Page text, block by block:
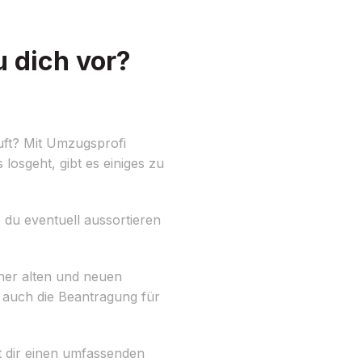
dich vor?
Mit Umzugsprofi
gibt es einiges zu
eventuell aussortieren
alten und neuen
die Beantragung für
einen umfassenden